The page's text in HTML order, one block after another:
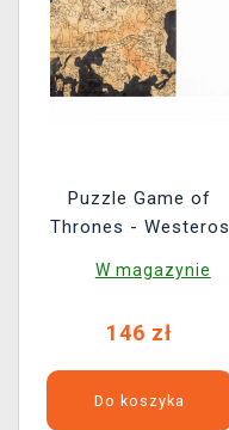
Puzzle Game of
Thrones - Westeros
W magazynie
146 zł
Do koszyka